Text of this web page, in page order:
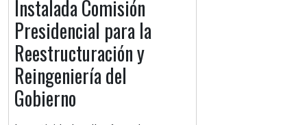
Instalada Comisión
Presidencial para la
Reestructuración y
Reingeniería del
Gobierno